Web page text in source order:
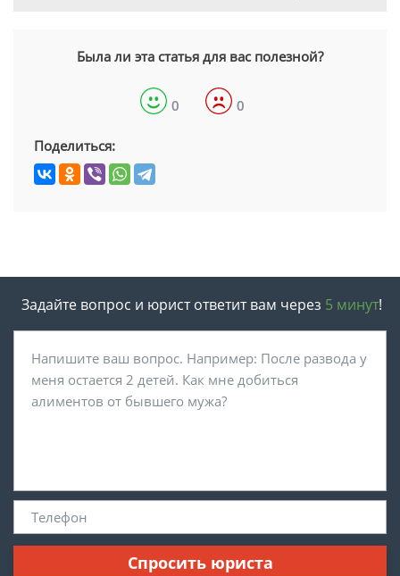
Была ли эта статья для вас полезной?
0 0
Поделиться:
Задайте вопрос и юрист ответит вам через 5 минут!
Спросить юриста